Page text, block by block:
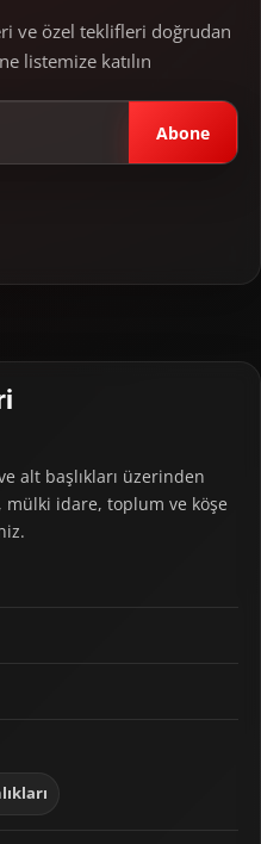
ve özel teklifleri doğrudan
listemize katılın
Abone
alt başlıkları üzerinden
idare, toplum ve köşe